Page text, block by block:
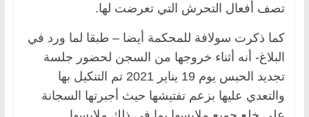
تصف أفعال التحرش التي تعرضت لها.
كما ذكرت سولافة للمحكمة أيضا – طبقا لما ورد في
البلاغ- أنه أثناء خروجها من السجن لحضور جلسة
تجديد الحبس يوم 19 يناير 2021 تم التنكيل بها
والتعدي عليها بزعم تفتيشها حيث أجبرتها السجانة